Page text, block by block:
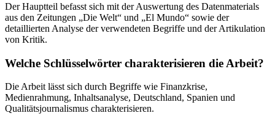
Der Hauptteil befasst sich mit der Auswertung des Datenmaterials
aus den Zeitungen „Die Welt“ und „El Mundo“ sowie der
detaillierten Analyse der verwendeten Begriffe und der Artikulation
von Kritik.
Welche Schlüsselwörter charakterisieren die Arbeit?
Die Arbeit lässt sich durch Begriffe wie Finanzkrise,
Medienrahmung, Inhaltsanalyse, Deutschland, Spanien und
Qualitätsjournalismus charakterisieren.